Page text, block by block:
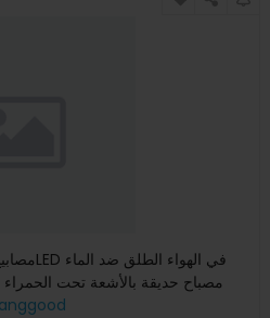
مصباح حديقة بالأشعة تحت